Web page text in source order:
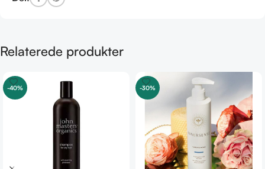
Relaterede produkter
-40% -30%